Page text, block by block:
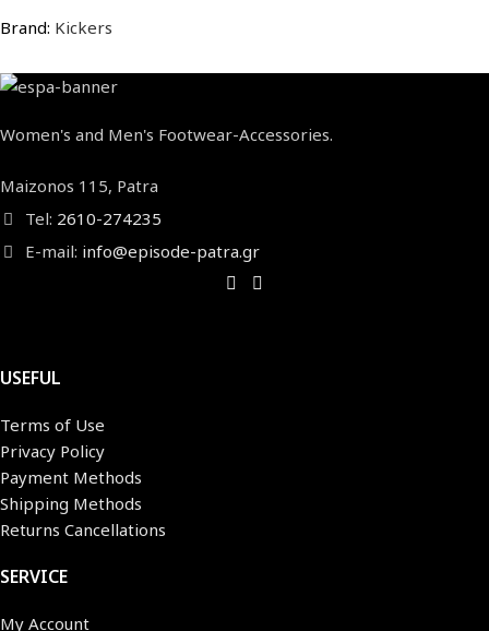
Brand: Kickers
Women's and Men's Footwear-Accessories.
Maizonos 115, Patra
Tel: 2610-274235
E-mail: info@episode-patra.gr
USEFUL
Terms of Use
Privacy Policy
Payment Methods
Shipping Methods
Returns Cancellations
SERVICE
My Account